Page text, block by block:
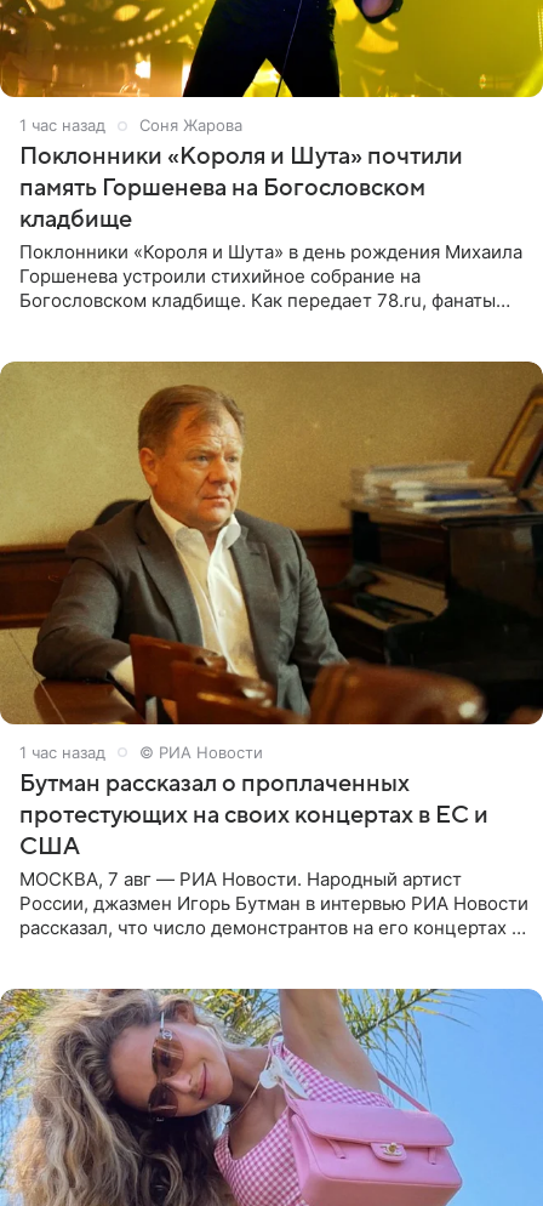
1 час назад Соня Жарова
Поклонники «Короля и Шута» почтили
память Горшенева на Богословском
кладбище
Поклонники «Короля и Шута» в день рождения Михаила
Горшенева устроили стихийное собрание на
Богословском кладбище. Как передает 78.ru, фанаты
1 час назад © РИА Новости
Бутман рассказал о проплаченных
протестующих на своих концертах в ЕС и
США
МОСКВА, 7 авг — РИА Новости. Народный артист
России, джазмен Игорь Бутман в интервью РИА Новости
рассказал, что число демонстрантов на его концертах в